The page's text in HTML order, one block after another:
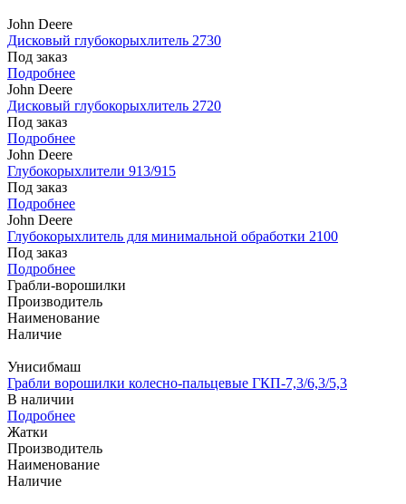
John Deere
Дисковый глубокорыхлитель 2730
Под заказ
Подробнее
John Deere
Дисковый глубокорыхлитель 2720
Под заказ
Подробнее
John Deere
Глубокорыхлители 913/915
Под заказ
Подробнее
John Deere
Глубокорыхлитель для минимальной обработки 2100
Под заказ
Подробнее
Грабли-ворошилки
Производитель
Наименование
Наличие
Унисибмаш
Грабли ворошилки колесно-пальцевые ГКП-7,3/6,3/5,3
В наличии
Подробнее
Жатки
Производитель
Наименование
Наличие